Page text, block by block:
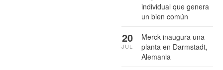
individual que genera
un bien común
Merck inaugura una
planta en Darmstadt,
Alemania
20
JUL